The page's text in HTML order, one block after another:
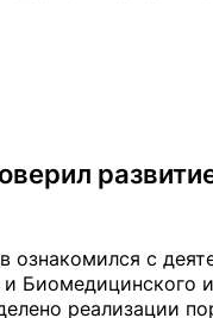
с
Биомедицинского
реализации